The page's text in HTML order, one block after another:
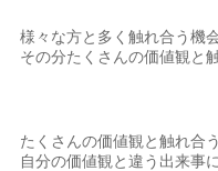
様々な方と多く触れ合う機
その分たくさんの価値観と
たくさんの価値観と触れ合
自分の価値観と違う出来事